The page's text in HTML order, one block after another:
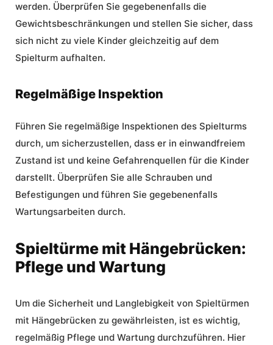
werden. Überprüfen Sie gegebenenfalls die
Gewichtsbeschränkungen und stellen Sie sicher, dass
sich nicht zu viele Kinder gleichzeitig auf dem
Spielturm aufhalten.
Regelmäßige Inspektion
Führen Sie regelmäßige Inspektionen des Spielturms
durch, um sicherzustellen, dass er in einwandfreiem
Zustand ist und keine Gefahrenquellen für die Kinder
darstellt. Überprüfen Sie alle Schrauben und
Befestigungen und führen Sie gegebenenfalls
Wartungsarbeiten durch.
Spieltürme mit Hängebrücken:
Pflege und Wartung
Um die Sicherheit und Langlebigkeit von Spieltürmen
mit Hängebrücken zu gewährleisten, ist es wichtig,
regelmäßig Pflege und Wartung durchzuführen. Hier